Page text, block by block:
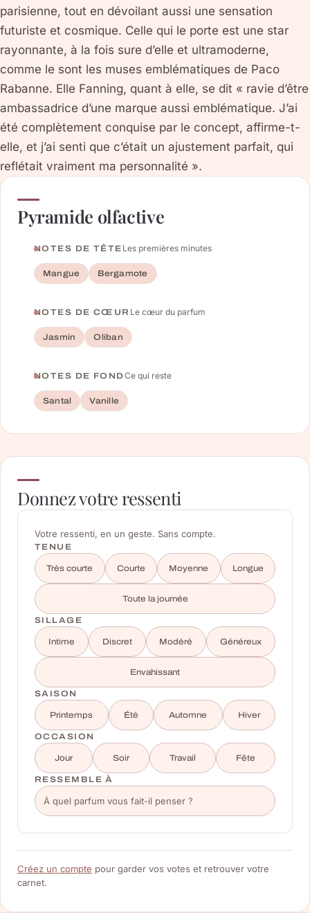
parisienne, tout en dévoilant aussi une sensation
futuriste et cosmique. Celle qui le porte est une star
rayonnante, à la fois sure d’elle et ultramoderne,
comme le sont les muses emblématiques de Paco
Rabanne. Elle Fanning, quant à elle, se dit « ravie d’être
ambassadrice d’une marque aussi emblématique. J’ai
été complètement conquise par le concept, affirme-t-
elle, et j’ai senti que c’était un ajustement parfait, qui
reflétait vraiment ma personnalité ».
Pyramide olfactive
NOTES DE TÊTE Les premières minutes
Mangue Bergamote
NOTES DE CŒUR Le cœur du parfum
Jasmin Oliban
NOTES DE FONDCe qui reste
Santal Vanille
Donnez votre ressenti
Votre ressenti, en un geste. Sans compte.
TENUE
Très courte Courte Moyenne Longue
Toute la journée
SILLAGE
Intime Discret Modéré Généreux
Envahissant
SAISON
Printemps Été Automne Hiver
OCCASION
Jour Soir Travail Fête
RESSEMBLE À
Créez un compte pour garder vos votes et retrouver votre
carnet.